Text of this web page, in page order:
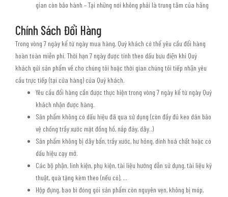
gian còn bảo hành – Tại những nơi không phải là trung tâm của hãng
Chính Sách Đổi Hàng
Trong vòng 7 ngày kể từ ngày mua hàng, Quý khách có thể yêu cầu đổi hàng
hoàn toàn miễn phí. Thời hạn 7 ngày được tính theo dấu bưu điện khi Quý
khách gửi sản phẩm về cho chúng tôi hoặc thời gian chúng tôi tiếp nhận yêu
cầu trực tiếp (tại cửa hàng) của Quý khách.
Yêu cầu đổi hàng cần được thực hiện trong vòng 7 ngày kể từ ngày Quý
khách nhận được hàng.
Sản phẩm không có dấu hiệu đã qua sử dụng (còn đầy đủ keo dán bảo
vệ chống trầy xước mặt đồng hồ, nắp đáy, dây..)
Sản phẩm không bị dây bẩn, trầy xước, hư hỏng, dính hoá chất hoặc có
dấu hiệu cạy mở.
Các bộ phận, linh kiện, phụ kiện, tài liệu hướng dẫn sử dụng, tài liệu kỹ
thuật, quà tặng kèm theo (nếu có), …
Hộp đựng, bao bì đóng gói sản phẩm còn nguyên vẹn, không bị móp,